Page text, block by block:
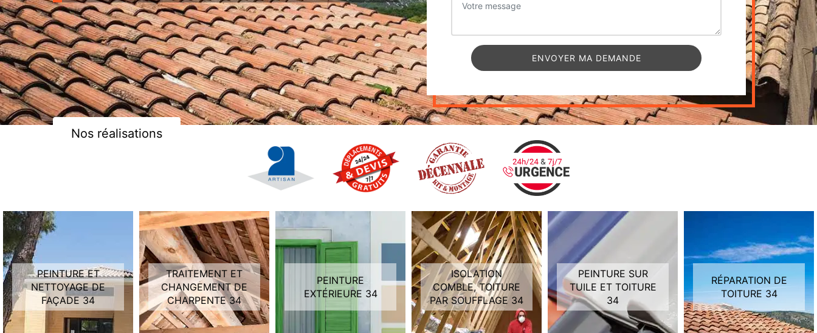
Nos réalisations
PEINTURE ET
NETTOYAGE DE
FAÇADE 34
TRAITEMENT ET
CHANGEMENT DE
CHARPENTE 34
PEINTURE
EXTÉRIEURE 34
ISOLATION
COMBLE, TOITURE
PAR SOUFFLAGE 34
PEINTURE SUR
TUILE ET TOITURE
34
RÉPARATION DE
TOITURE 34